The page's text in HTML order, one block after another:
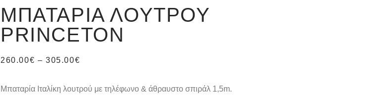
ΜΠΑΤΑΡΊΑ ΛΟΥΤΡΟΎ
PRINCETON
260.00€ – 305.00€
Μπαταρία Ιταλίκη λουτρού με τηλέφωνο & άθραυστο σπιράλ 1,5m.